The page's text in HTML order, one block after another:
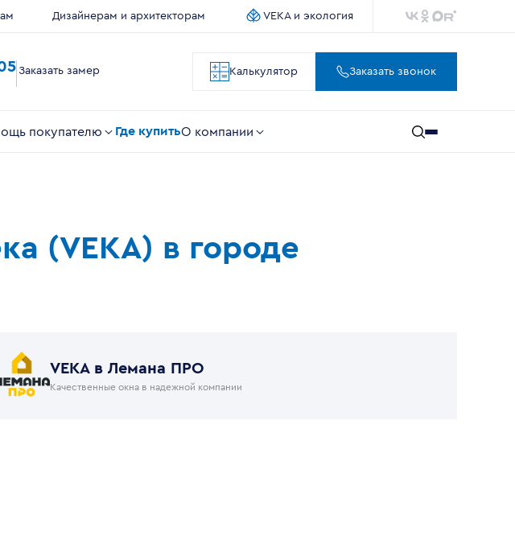
Дизайнерам и архитекторам VEKA и экология
Заказать замер Калькулятор Заказать звонок
покупателю Где купитьО компании
(VEKA) в городе
VEKA в Лемана ПРО
Качественные окна в надежной компании